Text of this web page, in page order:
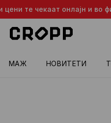
те чекаат онлајн и во
МАЖ HОВИТЕТИ